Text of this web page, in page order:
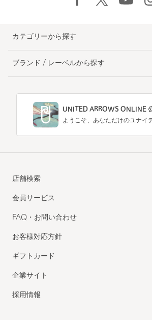
カテゴリーから探す
ブランド / レーベルから探す
UNITED ARROWS ONLINE
ようこそ、あなただけのユナイ
店舗検索
会員サービス
FAQ・お問い合わせ
お客様対応方針
ギフトカード
企業サイト
採用情報